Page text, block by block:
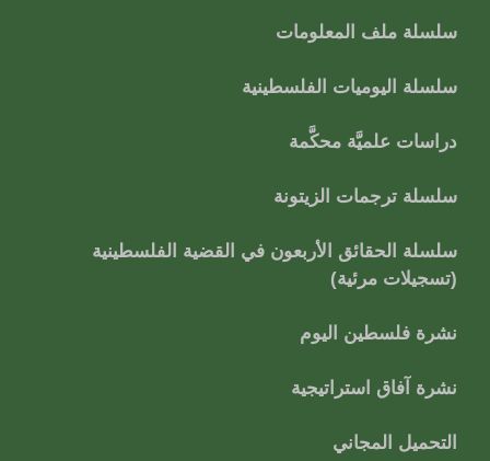
سلسلة ملف المعلومات
سلسلة اليوميات الفلسطينية
دراسات علميَّة محكَّمة
سلسلة ترجمات الزيتونة
سلسلة الحقائق الأربعون في القضية الفلسطينية
(تسجيلات مرئية)
نشرة فلسطين اليوم
نشرة آفاق استراتيجية
التحميل المجاني